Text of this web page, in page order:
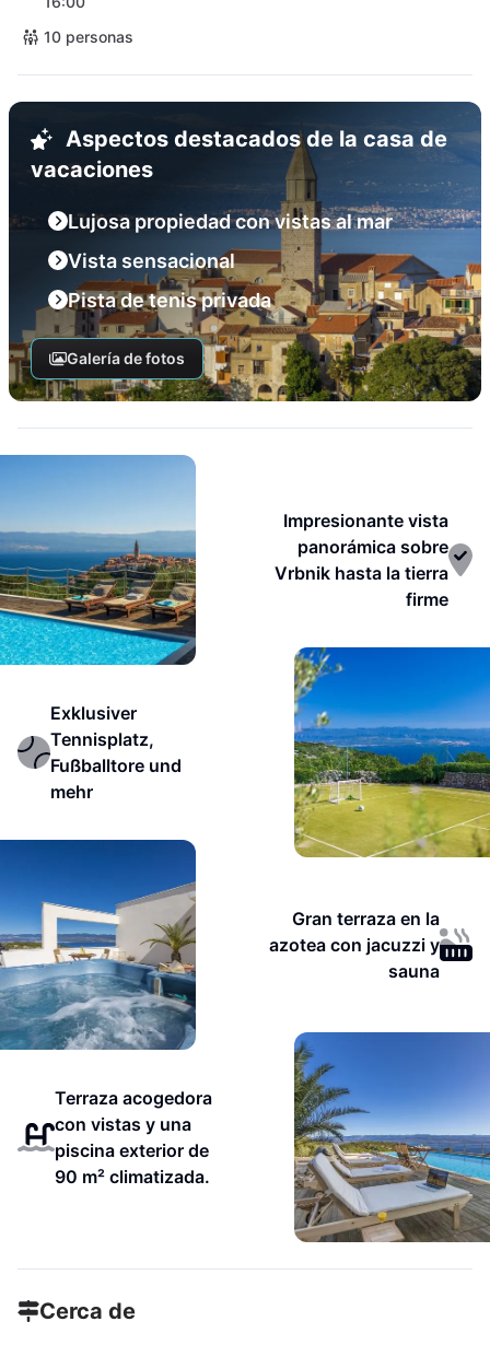
10 personas
Aspectos destacados de la casa de
vacaciones
Lujosa propiedad con vistas al mar
Vista sensacional
Pista de tenis privada
Galería de fotos
Impresionante vista
panorámica sobre
Vrbnik hasta la tierra
firme
Exklusiver
Tennisplatz,
Fußballtore und
mehr
Gran terraza en la
azotea con jacuzzi y
sauna
Terraza acogedora
con vistas y una
piscina exterior de
90 m² climatizada.
Cerca de